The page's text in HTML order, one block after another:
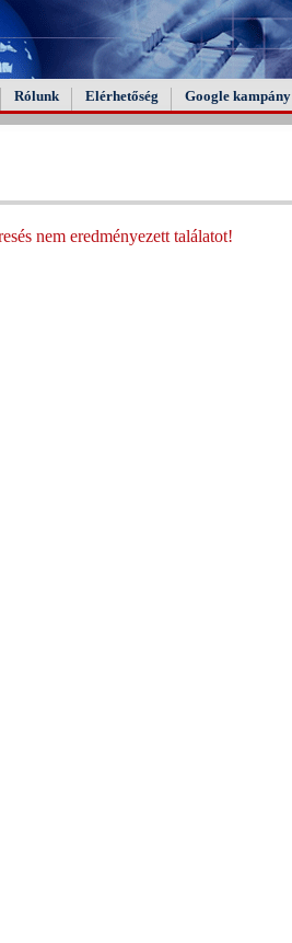
Rólunk Elérhetőség Google kampány
nem eredményezett találatot!